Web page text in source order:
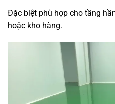
Đặc biệt phù hợp cho tầng
hoặc kho hàng.